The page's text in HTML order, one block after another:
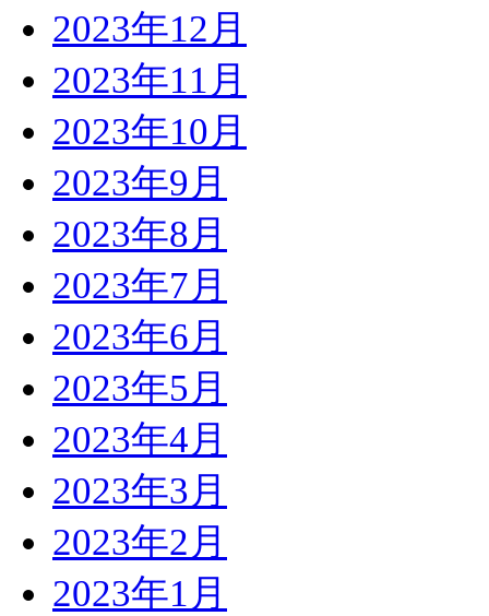
2023年12月
2023年11月
2023年10月
2023年9月
2023年8月
2023年7月
2023年6月
2023年5月
2023年4月
2023年3月
2023年2月
2023年1月